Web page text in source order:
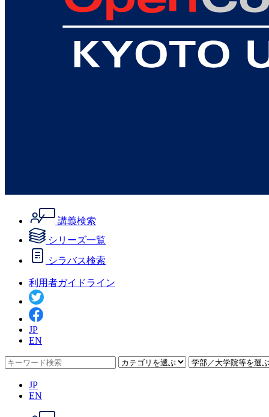
講義検索
シリーズ一覧
シラバス検索
利用者ガイドライン
JP
EN
JP
EN